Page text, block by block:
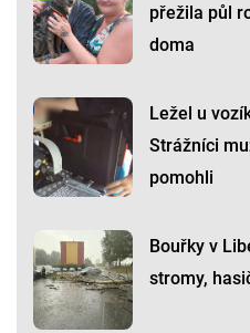
přežila půl
doma
Ležel u
Strážníci
pomohli
Bouřky v
stromy,